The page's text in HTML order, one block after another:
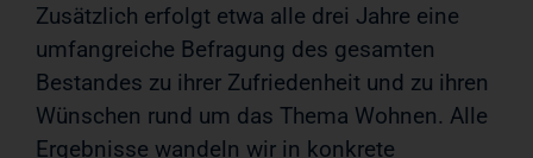
Zusätzlich erfolgt etwa alle drei Jahre eine
umfangreiche Befragung des gesamten
Bestandes zu ihrer Zufriedenheit und zu ihren
Wünschen rund um das Thema Wohnen. Alle
Ergebnisse wandeln wir in konkrete